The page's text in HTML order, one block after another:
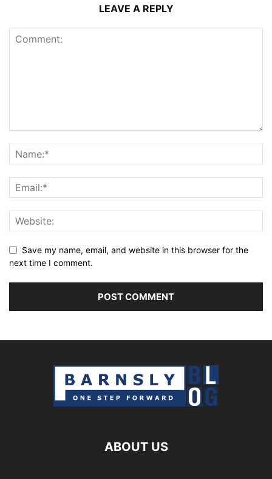
LEAVE A REPLY
Save my name, email, and website in this browser for the
next time I comment.
ABOUT US